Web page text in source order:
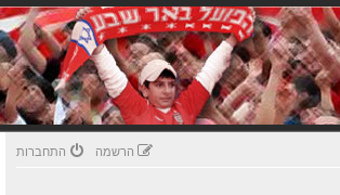
התחברות הרשמה